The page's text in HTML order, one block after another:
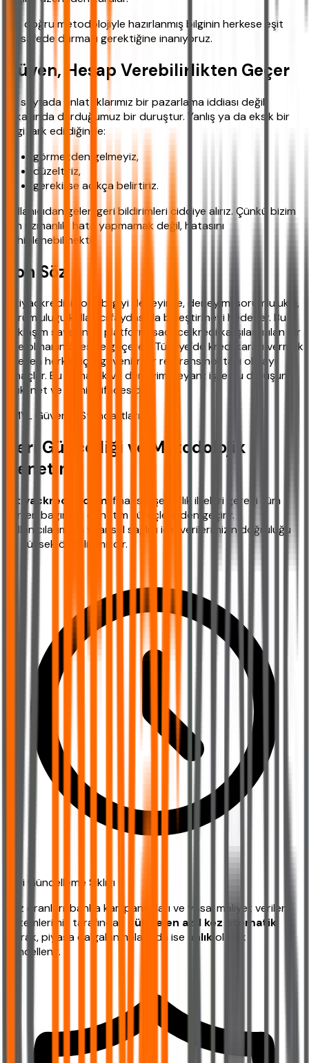
Biz, doğru metodolojiyle hazırlanmış bilginin herkese eşit
mesafede durması gerektiğine inanıyoruz.
Güven, Hesap Verebilirlikten Geçer
Bu sayfada anlattıklarımız bir pazarlama iddiası değil,
arkasında durduğumuz bir duruştur. Yanlış ya da eksik bir
bilgi fark edildiğinde:
görmezden gelmeyiz,
düzeltiriz,
gerekirse açıkça belirtiriz.
Kullanıcıdan gelen geri bildirimleri ciddiye alırız. Çünkü bizim
için uzmanlık; hata yapmamak değil, hatasını
sahiplenebilmektir.
Son Söz
İhtiyackredisi.com; bilgiyi deneyimle, deneyimi sorumlulukla,
sorumluluğu kullanıcı faydasıyla birleştirmeyi hedefler. Bu
yaklaşım sayesinde platform; sadece kredi karşılaştırılan bir
site olmanın ötesine geçerek, Türkiye’de kredi kararı vermek
isteyen herkes için güvenilir bir referans noktası olmayı
amaçlar. Bu uzmanlık ve deneyim beyanı; işte bu duruşun
açık, net ve samimi ifadesidir.
YMYL Güvenlik Standartları
Veri Güncelliği ve Metodolojik
Denetim
ihtiyackredisi.com , finansal şeffaflık ilkeleri gereği tüm
verileri bağımsız denetim süreçlerinden geçirir.
Kullanıcılarımızın finansal sağlığı için verilerimizin doğruluğu
en yüksek önceliğimizdir.
Veri Güncelleme Sıklığı
Faiz oranları, banka kampanyaları ve yasal maliyet verileri
sistemlerimiz tarafından
günde en az 1 kez otomatik
olarak, piyasa dalgalanmalarında ise anlık olarak
güncellenir.